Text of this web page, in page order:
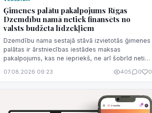
Ģimenes palātu pakalpojums Rīgas
Dzemdību namā netiek finansēts no
valsts budžeta līdzekļiem
Dzemdību nama sestajā stāvā izvietotās ģimenes
palātas ir ārstniecības iestādes maksas
pakalpojums, kas ne iepriekš, ne arī šobrīd netiek
nav korekti šo pakalpojumu sasaistīt ar valsts
07.08.2026 09:23 405 0 0